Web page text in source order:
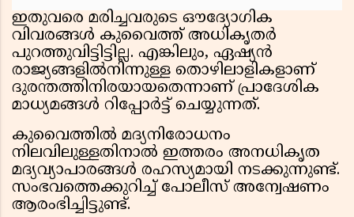
ഇതുവരെ മരിച്ചവരുടെ ഔദ്യോഗിക
വിവരങ്ങൾ കുവൈത്ത് അധികൃതർ
പുറത്തുവിട്ടിട്ടില്ല. എങ്കിലും, ഏഷ്യൻ
രാജ്യങ്ങളിൽനിന്നുള്ള തൊഴിലാളികളാണ്
ദുരന്തത്തിനിരയായതെന്നാണ് പ്രാദേശിക
മാധ്യമങ്ങൾ റിപ്പോർട്ട് ചെയ്യുന്നത്.
കുവൈത്തിൽ മദ്യനിരോധനം
നിലവിലുള്ളതിനാൽ ഇത്തരം അനധികൃത
മദ്യവ്യാപാരങ്ങൾ രഹസ്യമായി നടക്കുന്നുണ്ട്.
സംഭവത്തെക്കുറിച്ച് പോലീസ് അന്വേഷണം
ആരംഭിച്ചിട്ടുണ്ട്.